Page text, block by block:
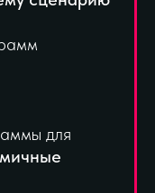
для